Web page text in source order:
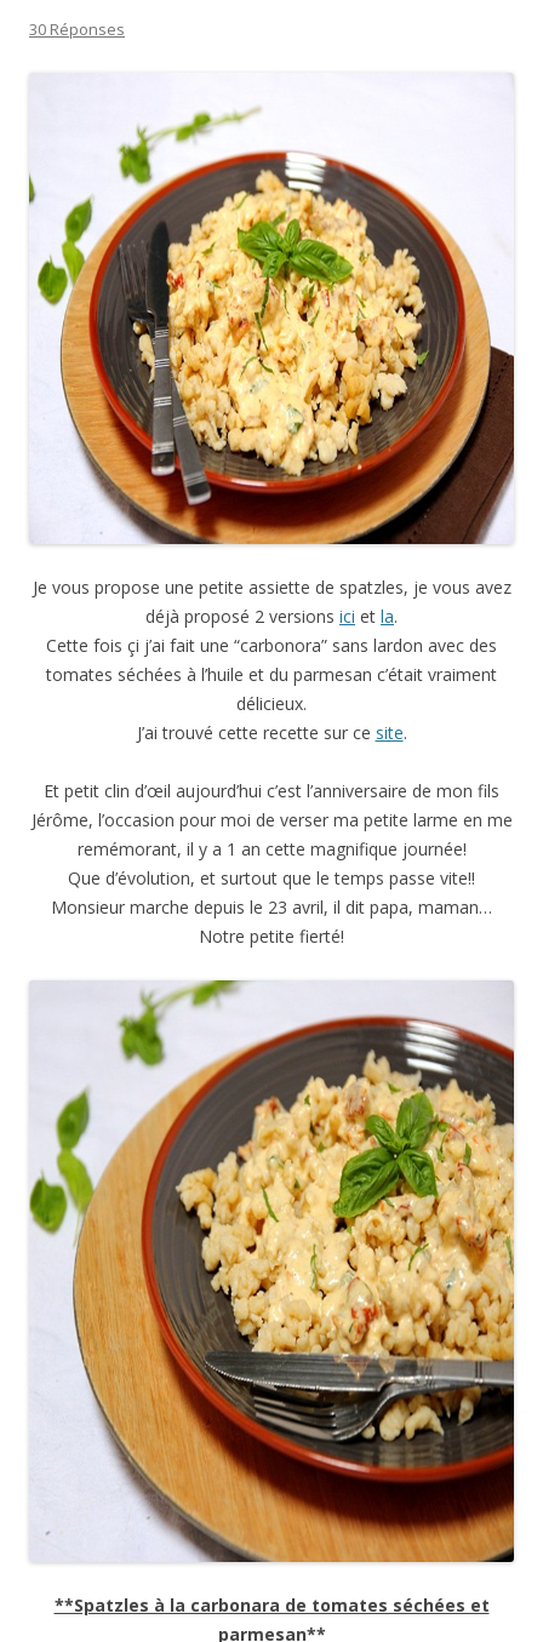
30 Réponses
Je vous propose une petite assiette de spatzles, je vous avez
déjà proposé 2 versions ici et la.
Cette fois çi j’ai fait une “carbonora” sans lardon avec des
tomates séchées à l’huile et du parmesan c’était vraiment
délicieux.
J’ai trouvé cette recette sur ce site.
Et petit clin d’œil aujourd’hui c’est l’anniversaire de mon fils
Jérôme, l’occasion pour moi de verser ma petite larme en me
remémorant, il y a 1 an cette magnifique journée!
Que d’évolution, et surtout que le temps passe vite!!
Monsieur marche depuis le 23 avril, il dit papa, maman…
Notre petite fierté!
**Spatzles à la carbonara de tomates séchées et
parmesan**